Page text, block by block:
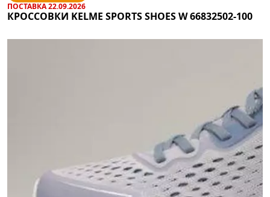
ПОСТАВКА 22.09.2026
КРОССОВКИ KELME SPORTS SHOES W 66832502-100